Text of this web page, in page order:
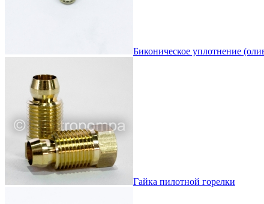
Биконическое уплотнение
Гайка пилотной горелки